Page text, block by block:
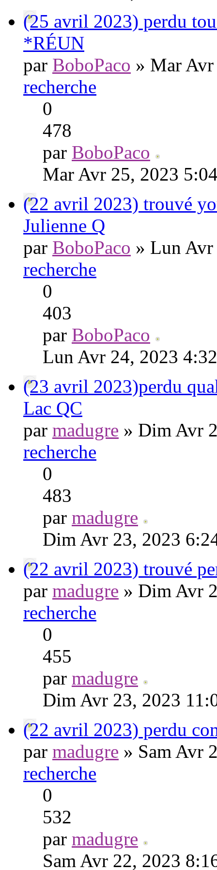
(25 avril 2023) perdu
*RÉUN
par BoboPaco » Mar
recherche
0
478
par BoboPaco
Mar Avr 25, 2023
(22 avril 2023) trouvé
Julienne Q
par BoboPaco » Lun
recherche
0
403
par BoboPaco
Lun Avr 24, 2023
(23 avril 2023)perdu
Lac QC
par madugre » Dim Avr
recherche
0
483
par madugre
Dim Avr 23, 2023
(22 avril 2023) trouvé
par madugre » Dim Avr
recherche
0
455
par madugre
Dim Avr 23, 2023
(22 avril 2023) perdu
par madugre » Sam Avr
recherche
0
532
par madugre
Sam Avr 22, 2023